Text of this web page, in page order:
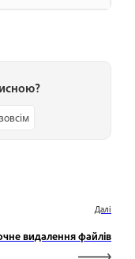
Далі
видалення файлів